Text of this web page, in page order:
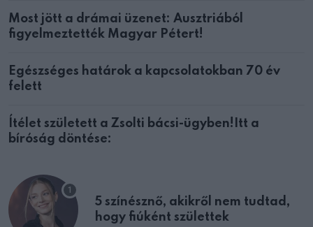
Most jött a drámai üzenet: Ausztriából
figyelmeztették Magyar Pétert!
Egészséges határok a kapcsolatokban 70 év
felett
Ítélet született a Zsolti bácsi-ügyben!Itt a
bíróság döntése:
5 színésznő, akikről nem tudtad,
hogy fiúként születtek